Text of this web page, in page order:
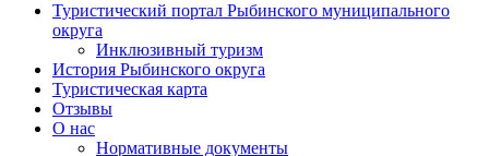
Туристический портал Рыбинского муниципального
округа
Инклюзивный туризм
История Рыбинского округа
Туристическая карта
Отзывы
О нас
Нормативные документы